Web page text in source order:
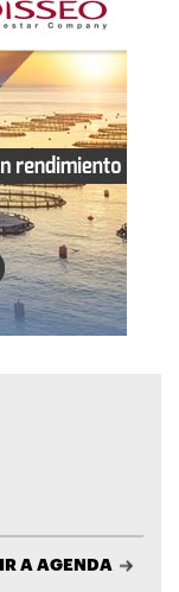
IR A AGENDA